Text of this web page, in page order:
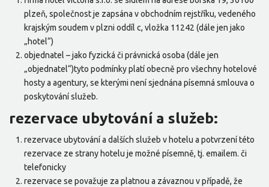
plzeň, společnost je zapsána v obchodním rejstříku, vedeného
krajským soudem v plzni oddíl c, vložka 11242 (dále jen jako
„hotel“)
objednatel – jako fyzická či právnická osoba (dále jen
„objednatel“)tyto podmínky platí obecně pro všechny hotelové
hosty a agentury, se kterými není sjednána písemná smlouva o
poskytování služeb.
rezervace ubytování a služeb:
rezervace ubytování a dalších služeb v hotelu a potvrzení této
rezervace ze strany hotelu je možné písemně, tj. emailem. či
telefonicky
rezervace se považuje za platnou a závaznou v případě, že